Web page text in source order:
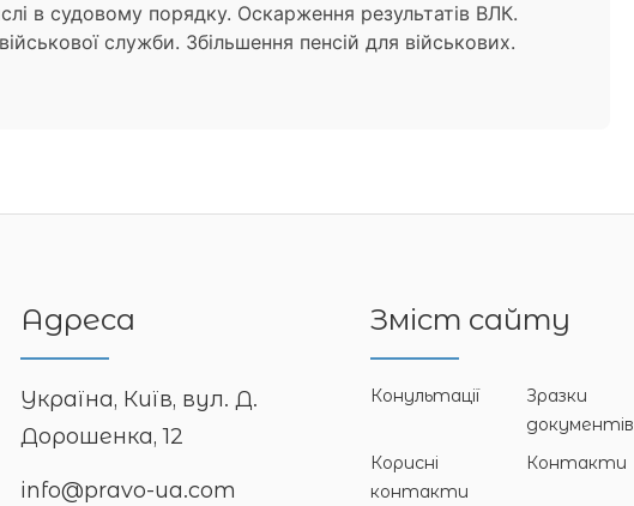
в судовому порядку. Оскарження результатів ВЛК.
служби. Збільшення пенсій для військових.
Адреса
Україна, Київ, вул. Д.
Дорошенка, 12
info@pravo-ua.com
Зміст сайту
Конультації
Зразки
документів
Корисні
контакти
Контакти